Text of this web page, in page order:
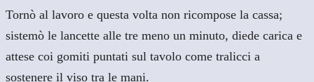
Tornò al lavoro e questa volta non ricompose la cassa;
sistemò le lancette alle tre meno un minuto, diede carica e
attese coi gomiti puntati sul tavolo come tralicci a
sostenere il viso tra le mani.